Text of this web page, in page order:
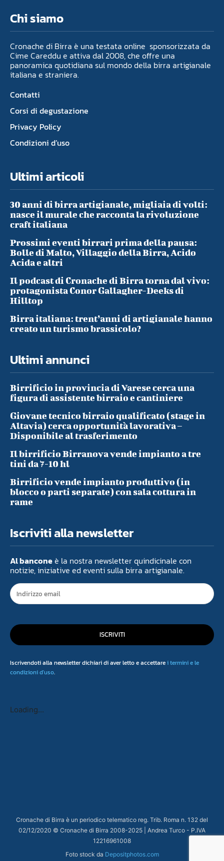
Chi siamo
Cronache di Birra è una testata online sponsorizzata da
Cime Careddu e attiva dal 2008, che offre una
panoramica quotidiana sul mondo della birra artigianale
italiana e straniera.
Contatti
Corsi di degustazione
Privacy Policy
Condizioni d’uso
Ultimi articoli
30 anni di birra artigianale, migliaia di volti:
nasce il murale che racconta la rivoluzione
craft italiana
Prossimi eventi birrari prima della pausa:
Bolle di Malto, Villaggio della Birra, Acido
Acida e altri
Il podcast di Cronache di Birra torna dal vivo:
protagonista Conor Gallagher-Deeks di
Hilltop
Birra italiana: trent’anni di artigianale hanno
creato un turismo brassicolo?
Ultimi annunci
Birrificio in provincia di Varese cerca una
figura di assistente birraio e cantiniere
Giovane tecnico birraio qualificato (stage in
Altavia) cerca opportunità lavorativa –
Disponibile al trasferimento
Il birrificio Birranova vende impianto a tre
tini da 7-10 hl
Birrificio vende impianto produttivo (in
blocco o parti separate) con sala cottura in
rame
Iscriviti alla newsletter
Al banconeè la nostra newsletter quindicinale con
notizie, iniziative ed eventi sulla birra artigianale.
ISCRIVITI
Iscrivendoti alla newsletter dichiari di aver letto e accettarei termini e le
condizioni d'uso.
Loading...
Cronache di Birra è un periodico telematico reg. Trib. Roma n. 132 del
02/12/2020 © Cronache di Birra 2008-2025 | Andrea Turco - P.IVA
12216961008
Foto stock da Depositphotos.com